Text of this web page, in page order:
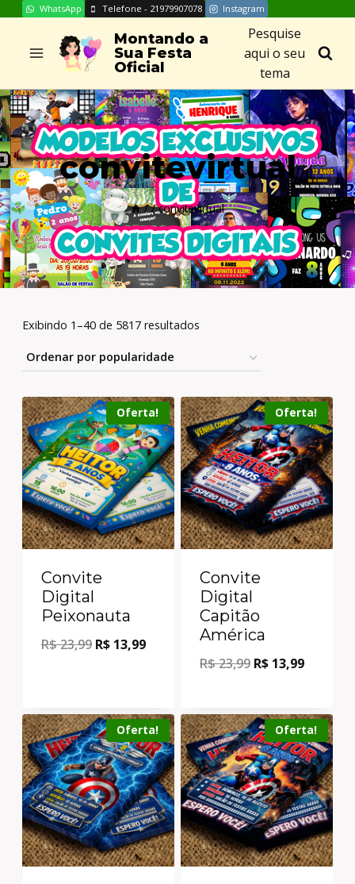
Skip
content
WhatsApp Telefone - 21979907078 Instagram
Montando a
Sua Festa
Oficial
Pesquise
aqui o seu
tema
convitevirtual
/ / convitevirtual
Exibindo 1–40 de 5817 resultados
Oferta!
Convite
Digital
Peixonauta
R$23,99 R$ 13,99
Oferta!
Convite
Digital
Capitão
América
R$23,99 R$ 13,99
Oferta! Oferta!